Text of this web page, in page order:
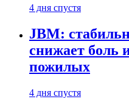
4 дня спустя
JBM:
снижает боль
пожилых
4 дня спустя